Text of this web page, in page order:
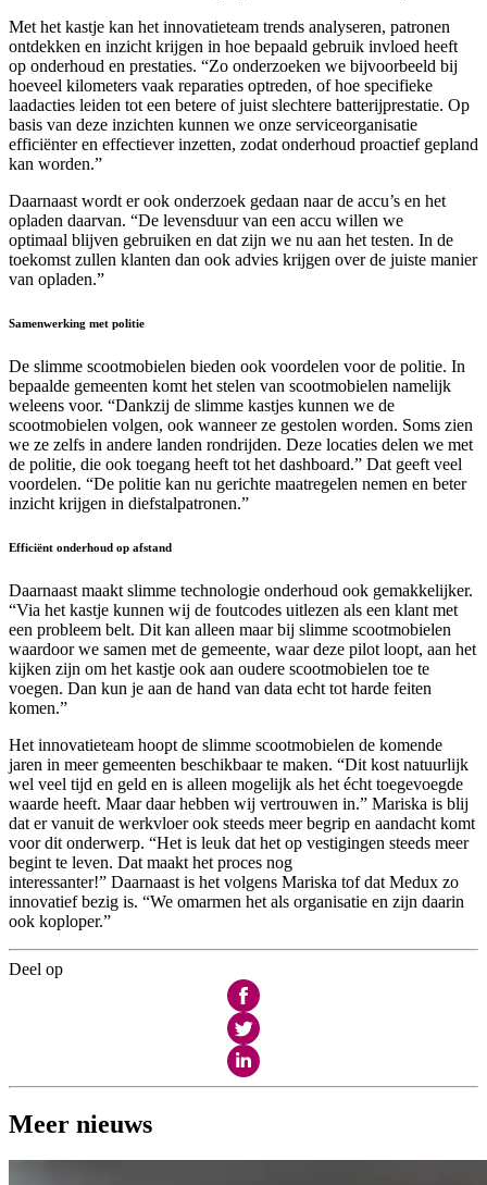
Met het kastje kan het innovatieteam trends analyseren, patronen
ontdekken en inzicht krijgen in hoe bepaald gebruik invloed heeft
op onderhoud en prestaties. “Zo onderzoeken we bijvoorbeeld bij
hoeveel kilometers vaak reparaties optreden, of hoe specifieke
laadacties leiden tot een betere of juist slechtere batterijprestatie. Op
basis van deze inzichten kunnen we onze serviceorganisatie
efficiënter en effectiever inzetten, zodat onderhoud proactief gepland
kan worden.”
Daarnaast wordt er ook onderzoek gedaan naar de accu’s en het
opladen daarvan. “De levensduur van een accu willen we
optimaal blijven gebruiken en dat zijn we nu aan het testen. In de
toekomst zullen klanten dan ook advies krijgen over de juiste manier
van opladen.”
Samenwerking met politie
De slimme scootmobielen bieden ook voordelen voor de politie. In
bepaalde gemeenten komt het stelen van scootmobielen namelijk
weleens voor. “Dankzij de slimme kastjes kunnen we de
scootmobielen volgen, ook wanneer ze gestolen worden. Soms zien
we ze zelfs in andere landen rondrijden. Deze locaties delen we met
de politie, die ook toegang heeft tot het dashboard.” Dat geeft veel
voordelen. “De politie kan nu gerichte maatregelen nemen en beter
inzicht krijgen in diefstalpatronen.”
Efficiënt onderhoud op afstand
Daarnaast maakt slimme technologie onderhoud ook gemakkelijker.
“Via het kastje kunnen wij de foutcodes uitlezen als een klant met
een probleem belt. Dit kan alleen maar bij slimme scootmobielen
waardoor we samen met de gemeente, waar deze pilot loopt, aan het
kijken zijn om het kastje ook aan oudere scootmobielen toe te
voegen. Dan kun je aan de hand van data echt tot harde feiten
komen.”
Het innovatieteam hoopt de slimme scootmobielen de komende
jaren in meer gemeenten beschikbaar te maken. “Dit kost natuurlijk
wel veel tijd en geld en is alleen mogelijk als het écht toegevoegde
waarde heeft. Maar daar hebben wij vertrouwen in.” Mariska is blij
dat er vanuit de werkvloer ook steeds meer begrip en aandacht komt
voor dit onderwerp. “Het is leuk dat het op vestigingen steeds meer
begint te leven. Dat maakt het proces nog
interessanter!” Daarnaast is het volgens Mariska tof dat Medux zo
innovatief bezig is. “We omarmen het als organisatie en zijn daarin
ook koploper.”
Deel op
Meer nieuws